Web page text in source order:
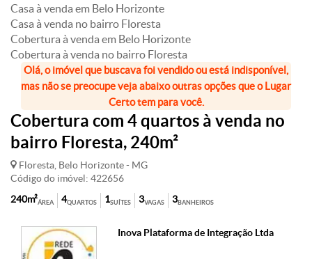
Casa à venda em Belo Horizonte
Casa à venda no bairro Floresta
Cobertura à venda em Belo Horizonte
Cobertura à venda no bairro Floresta
Olá, o imóvel que buscava foi vendido ou está indisponível,
mas não se preocupe veja abaixo outras opções que o Lugar
Certo tem para você.
Cobertura com 4 quartos à venda no
bairro Floresta, 240m²
Floresta, Belo Horizonte - MG
Código do imóvel: 422656
ÁREA
240m² QUARTOS
4 SUÍTES
1 VAGAS
3 BANHEIROS
3
Inova Plataforma de Integração Ltda